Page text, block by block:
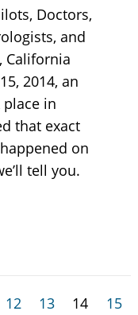
Doctors,
and
California
2014, an
in
that exact
on
tell you.
12 13 14
15